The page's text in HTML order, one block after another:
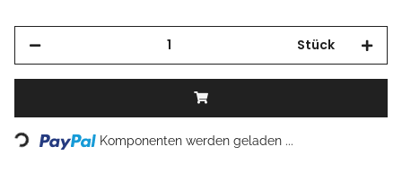
Stück
Loading... Komponenten werden geladen ...